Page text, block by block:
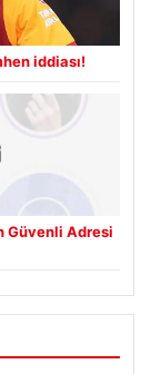
iddiası!
Güvenli Adresi